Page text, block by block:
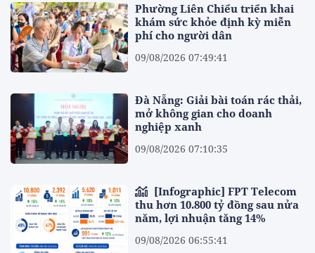
Phường Liên Chiểu triển khai
khám sức khỏe định kỳ miễn
phí cho người dân
09/08/2026 07:49:41
Đà Nẵng: Giải bài toán rác thải,
mở không gian cho doanh
nghiệp xanh
09/08/2026 07:10:35
thu hơn 10.800 tỷ đồng sau nửa
năm, lợi nhuận tăng 14%
09/08/2026 06:55:41